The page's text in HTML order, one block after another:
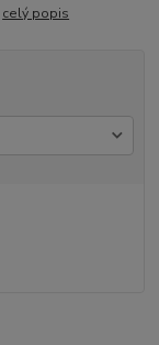
celý popis